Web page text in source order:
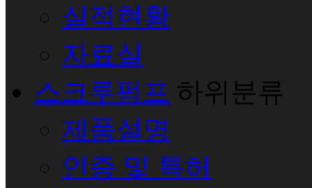
실적현황
자료실
스크루펌프 하위분류
제품설명
인증 및 특허